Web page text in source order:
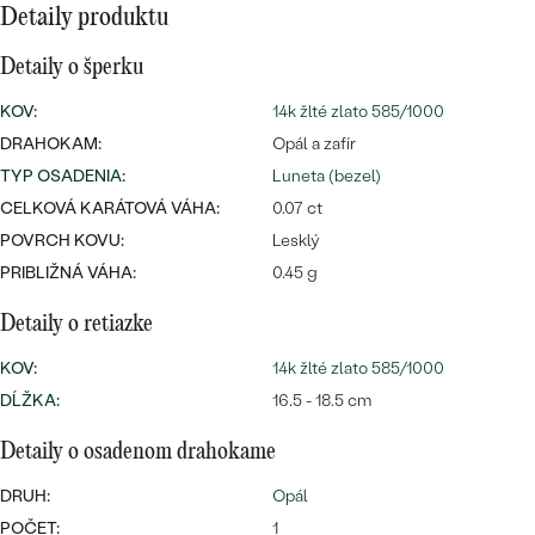
Najpredávanejšie
svadobné
obrúčky
DRAHOKAM
PODĽA MATERIÁLU
ZLATO
PLATINA
S LAB GROWN DIAMANTMI
PODĽA ŠTÝLU
MINIMALISTICKÉ
PODĽA PRÍLEŽITOSTI
PODĽA FARBY
LUXUSNÉ
Detaily produktu
Detaily o šperku
KOV:
14k žlté zlato 585/1000
DRAHOKAM:
Opál a zafír
TYP OSADENIA:
Luneta (bezel)
CELKOVÁ KARÁTOVÁ VÁHA:
0.07 ct
POVRCH KOVU:
Lesklý
PRIBLIŽNÁ VÁHA:
0.45 g
Detaily o retiazke
KOV:
14k žlté zlato 585/1000
DĹŽKA: 16.5 - 18.5 cm
Detaily o osadenom drahokame
DRUH:
Opál
POČET:
1